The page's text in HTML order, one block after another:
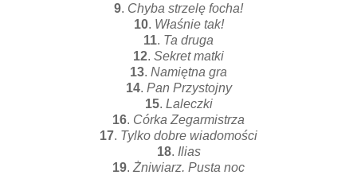
9. Chyba strzelę focha!
10. Właśnie tak!
11. Ta druga
12. Sekret matki
13. Namiętna gra
14. Pan Przystojny
15. Laleczki
16. Córka Zegarmistrza
17. Tylko dobre wiadomości
18. Ilias
19. Żniwiarz. Pusta noc